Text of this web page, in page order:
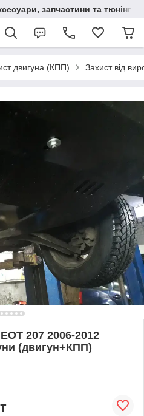
запчастини та тюнінг
двигуна (КПП) Захист від
207 2006-2012
(двигун+КПП)